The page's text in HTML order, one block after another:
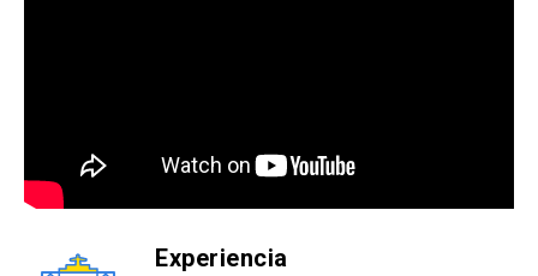
Experiencia